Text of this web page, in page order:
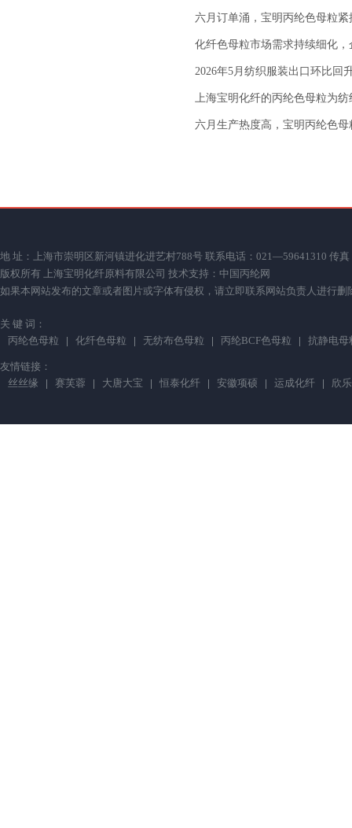
六月订单涌，宝明丙纶色母粒
化纤色母粒市场需求持续细化
2026年5月纺织服装出口环比回
上海宝明化纤的丙纶色母粒为
六月生产热度高，宝明丙纶色
地 址：上海市崇明区新河镇进化进艺村788号 联系电话：021—59641310 传
版权所有 上海宝明化纤原料有限公司 技术支持： 中国丙纶网
如果本网站发布的文章或者图片或字体有侵权，请立即联系网站负责人进行删
关 键 词：
丙纶色母粒
化纤色母粒 无纺布色母粒 丙纶BCF色母粒 抗静电母
友情链接：
丝丝缘
赛芙蓉 大唐大宝 恒泰化纤 安徽项硕 运成化纤 欣